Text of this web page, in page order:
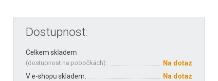
Dostupnost:
Celkem skladem
(dostupnost na pobočkách):
Na dotaz
V e-shopu skladem:
Na dotaz